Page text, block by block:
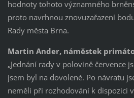
hodnoty tohoto významného
proto navrhnou znovuzařazení
Rady města Brna.
Martin Ander, náměstek
„Jednání rady v polovině července
jsem byl na dovolené. Po návratu
neměli při rozhodování k dispozici